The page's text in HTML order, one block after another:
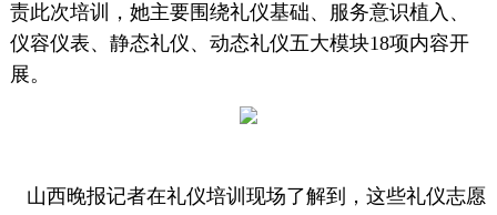
责此次培训，她主要围绕礼仪基础、服务意识植入、
仪容仪表、静态礼仪、动态礼仪五大模块18项内容开
展。
山西晚报记者在礼仪培训现场了解到，这些礼仪志愿